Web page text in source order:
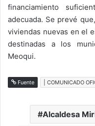
financiamiento
adecuada. Se prevé
viviendas nuevas en el
destinadas a los
Meoqui.
Fuente | COMUNICADO
Alcaldesa